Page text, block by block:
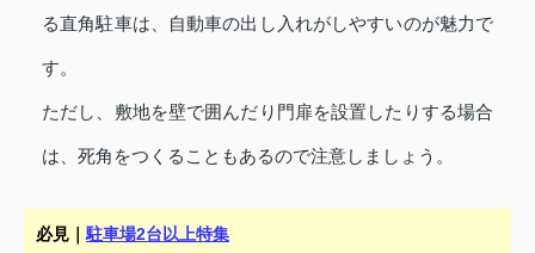
る直角駐車は、自動車の出し入れがしやすいのが魅力で
す。
ただし、敷地を壁で囲んだり門扉を設置したりする場合
は、死角をつくることもあるので注意しましょう。
必見｜駐車場2台以上特集